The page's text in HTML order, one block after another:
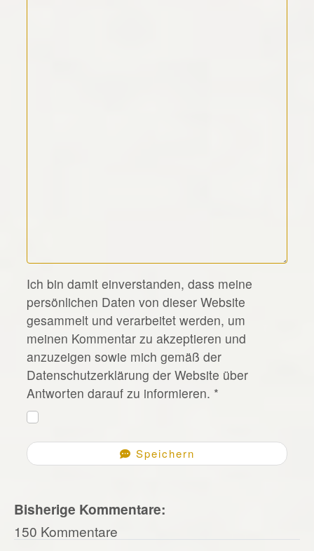
*
Ich bin damit einverstanden, dass meine
persönlichen Daten von dieser Website
gesammelt und verarbeitet werden, um
meinen Kommentar zu akzeptieren und
anzuzeigen sowie mich gemäß der
Datenschutzerklärung der Website über
Antworten darauf zu informieren. *
Speichern
Bisherige Kommentare:
150 Kommentare